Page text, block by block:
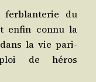
fer­blan­te­rie du
enfin connu la
la vie pari­
de héros